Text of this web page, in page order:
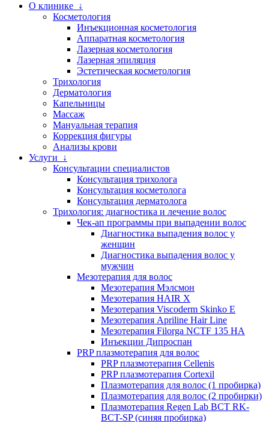
О клинике ↓
Косметология
Инъекционная косметология
Аппаратная косметология
Лазерная косметология
Лазерная эпиляция
Эстетическая косметология
Трихология
Дерматология
Капельницы
Массаж
Мануальная терапия
Коррекция фигуры
Анализы крови
Услуги ↓
Консультации специалистов
Консультация трихолога
Консультация косметолога
Консультация дерматолога
Трихология: диагностика и лечение волос
Чек-ап программы при выпадении волос
Диагностика выпадения волос у
женщин
Диагностика выпадения волос у
мужчин
Мезотерапия для волос
Мезотерапия Мэлсмон
Мезотерапия HAIR X
Мезотерапия Viscoderm Skinko E
Мезотерапия Apriline Hair Line
Мезотерапия Filorga NCTF 135 HA
Инъекции Дипроспан
PRP плазмотерапия для волос
PRP плазмотерапия Cellenis
PRP плазмотерапия Cortexil
Плазмотерапия для волос (1 пробирка)
Плазмотерапия для волос (2 пробирки)
Плазмотерапия Regen Lab BCT RK-
BCT-SP (синяя пробирка)